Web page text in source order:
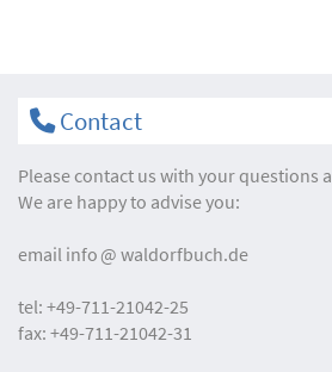
Contact
Please contact us with your questions
We are happy to advise you:
email info waldorfbuch.de
tel: +49-711-21042-25
fax: +49-711-21042-31